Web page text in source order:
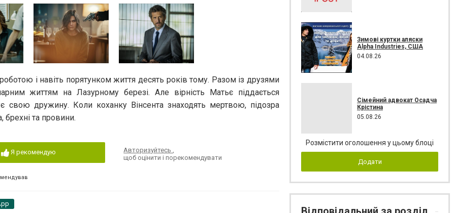
і навіть порятунком життя десять років тому. Разом із друзями
життям на Лазурному березі. Але вірність Матьє піддається
свою дружину. Коли коханку Вінсента знаходять мертвою, підозра
та провини.
Я рекомендую Авторизуйтесь,
щоб оцінити і порекомендувати
Зимові куртки аляски
Alpha Industries, США
04.08.26
Сімейний адвокат Осадча
Крістина
05.08.26
Розмістити оголошення у цьому блоці
Додати